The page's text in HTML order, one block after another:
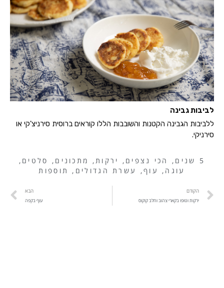
לביבות גבינה
ללביבות הגבינה הקטנות והשובבות הללו קוראים ברוסית סירניצ'קי או
סירניקי.
5 שנים , הכי נצפים , ירקות, מתכונים , סלטים ,
עוגה , עוף, עשרת הגדולים , תוספות
הקודם
ירקות וטופו בקארי צהוב וחלב קוקוס
הבא
עוף בקפה